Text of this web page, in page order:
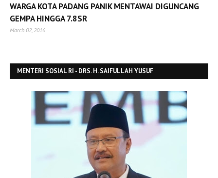
WARGA KOTA PADANG PANIK MENTAWAI DIGUNCANG
GEMPA HINGGA 7.8SR
March 02, 2016
MENTERI SOSIAL RI - DRS. H. SAIFULLAH YUSUF